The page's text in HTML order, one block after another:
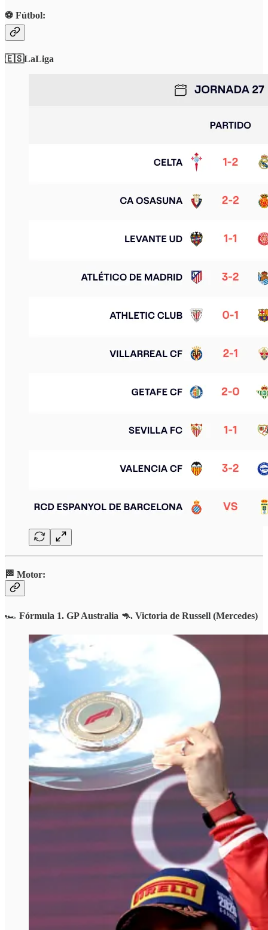
⚽️ Fútbol:
🇪🇸LaLiga
🏁 Motor:
🏎️ Fórmula 1. GP Australia 🦘. Victoria de Russell (Mercedes)